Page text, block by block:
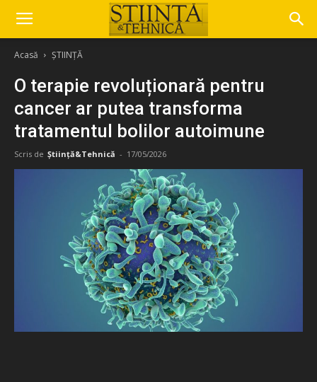
Acasă ȘTIINȚĂ
O terapie revoluționară pentru
cancer ar putea transforma
tratamentul bolilor autoimune
Scris de Știință&Tehnică - 17/05/2026